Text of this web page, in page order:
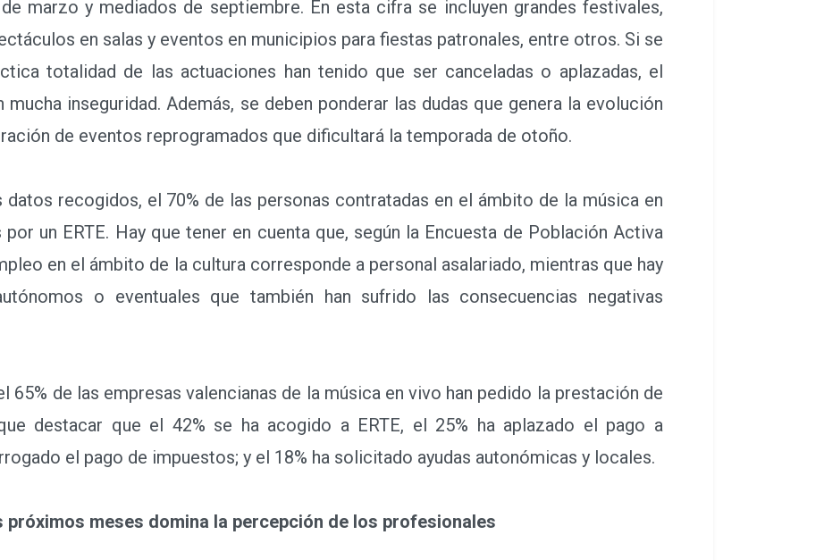
marzo y mediados de septiembre. En esta cifra se incluyen grandes festivales,
en salas y eventos en municipios para fiestas patronales, entre otros. Si se
totalidad de las actuaciones han tenido que ser canceladas o aplazadas, el
inseguridad. Además, se deben ponderar las dudas que genera la evolución
de eventos reprogramados que dificultará la temporada de otoño.
recogidos, el 70% de las personas contratadas en el ámbito de la música en
un ERTE. Hay que tener en cuenta que, según la Encuesta de Población Activa
en el ámbito de la cultura corresponde a personal asalariado, mientras que hay
o eventuales que también han sufrido las consecuencias negativas
de las empresas valencianas de la música en vivo han pedido la prestación de
destacar que el 42% se ha acogido a ERTE, el 25% ha aplazado el pago a
el pago de impuestos; y el 18% ha solicitado ayudas autonómicas y locales.
meses domina la percepción de los profesionales